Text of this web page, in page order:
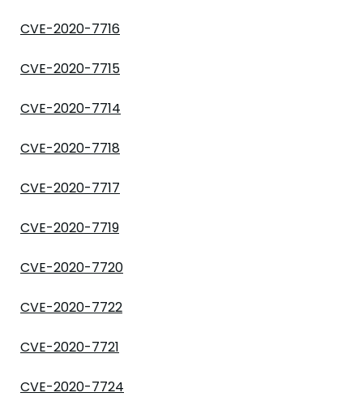
CVE-2020-7716
CVE-2020-7715
CVE-2020-7714
CVE-2020-7718
CVE-2020-7717
CVE-2020-7719
CVE-2020-7720
CVE-2020-7722
CVE-2020-7721
CVE-2020-7724